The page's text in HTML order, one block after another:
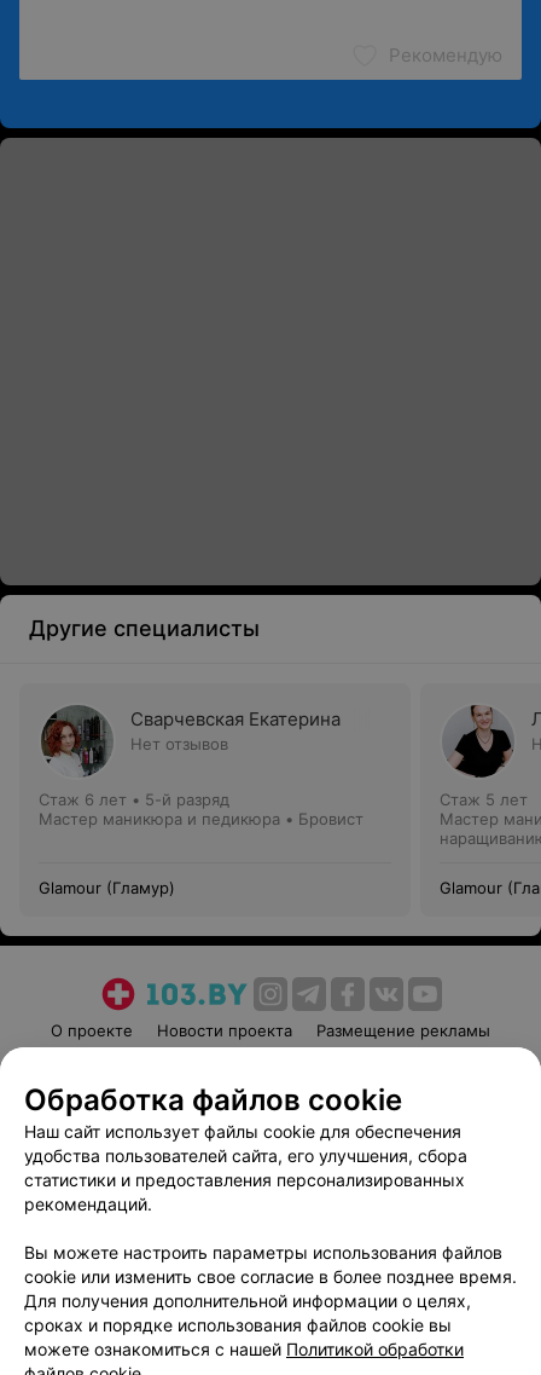
Рекомендую
Другие специалисты
Сварчевская Екатерина
Нет отзывов
Стаж 6 лет • 5-й разряд
Мастер маникюра и педикюра • Бровист
Glamour (Гламур)
Стаж 5 лет
Мастер
Glamour
О проекте Новости проекта
Размещение рекламы
Пользовательское соглашение
Способы оплаты
Вакансии
Партнеры
Написать руководителю 103.by
Обработка персональных данных
Обработка файлов cookie
Наш сайт использует файлы cookie для обеспечения
удобства пользователей сайта, его улучшения, сбора
статистики и предоставления персонализированных
рекомендаций.
Вы можете настроить параметры использования файлов
cookie или изменить свое согласие в более позднее время.
Для получения дополнительной информации о целях,
сроках и порядке использования файлов cookie вы
можете ознакомиться с нашей Политикой обработки